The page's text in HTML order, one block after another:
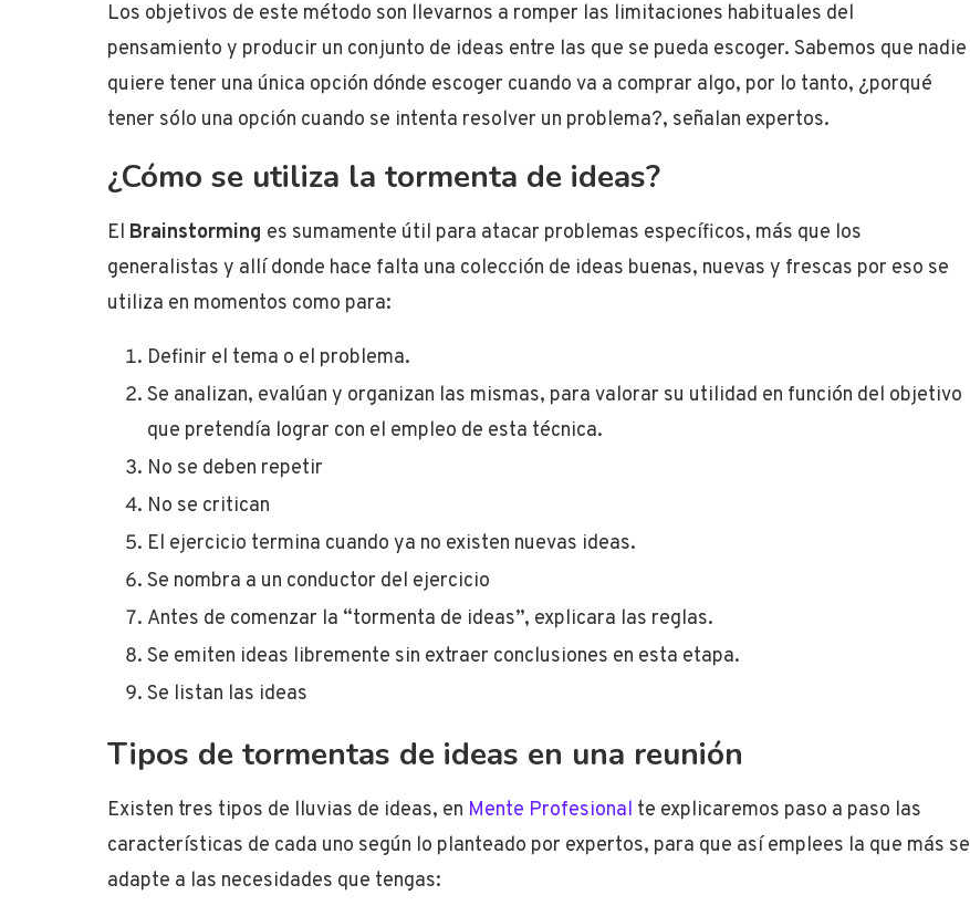
Los objetivos de este método son llevarnos a romper las limitaciones habituales del
pensamiento y producir un conjunto de ideas entre las que se pueda escoger. Sabemos que nadie
quiere tener una única opción dónde escoger cuando va a comprar algo, por lo tanto, ¿porqué
tener sólo una opción cuando se intenta resolver un problema?, señalan expertos.
¿Cómo se utiliza la tormenta de ideas?
El Brainstorming es sumamente útil para atacar problemas específicos, más que los
generalistas y allí donde hace falta una colección de ideas buenas, nuevas y frescas por eso se
utiliza en momentos como para:
Definir el tema o el problema.
Se analizan, evalúan y organizan las mismas, para valorar su utilidad en función del objetivo
que pretendía lograr con el empleo de esta técnica.
No se deben repetir
No se critican
El ejercicio termina cuando ya no existen nuevas ideas.
Se nombra a un conductor del ejercicio
Antes de comenzar la “tormenta de ideas”, explicara las reglas.
Se emiten ideas libremente sin extraer conclusiones en esta etapa.
Se listan las ideas
Tipos de tormentas de ideas en una reunión
Existen tres tipos de lluvias de ideas, en Mente Profesional te explicaremos paso a paso las
características de cada uno según lo planteado por expertos, para que así emplees la que más se
adapte a las necesidades que tengas: